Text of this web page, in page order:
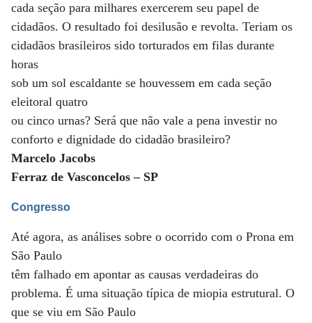
cada seção para milhares exercerem seu papel de
cidadãos. O resultado foi desilusão e revolta. Teriam os
cidadãos brasileiros sido torturados em filas durante
horas
sob um sol escaldante se houvessem em cada seção
eleitoral quatro
ou cinco urnas? Será que não vale a pena investir no
conforto e dignidade do cidadão brasileiro?
Marcelo Jacobs
Ferraz de Vasconcelos – SP
Congresso
Até agora, as análises sobre o ocorrido com o Prona em
São Paulo
têm falhado em apontar as causas verdadeiras do
problema. É uma situação típica de miopia estrutural. O
que se viu em São Paulo